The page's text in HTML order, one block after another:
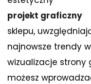
projekt graficzny
sklepu,
najnowsze trendy
wizualizacje strony
możesz